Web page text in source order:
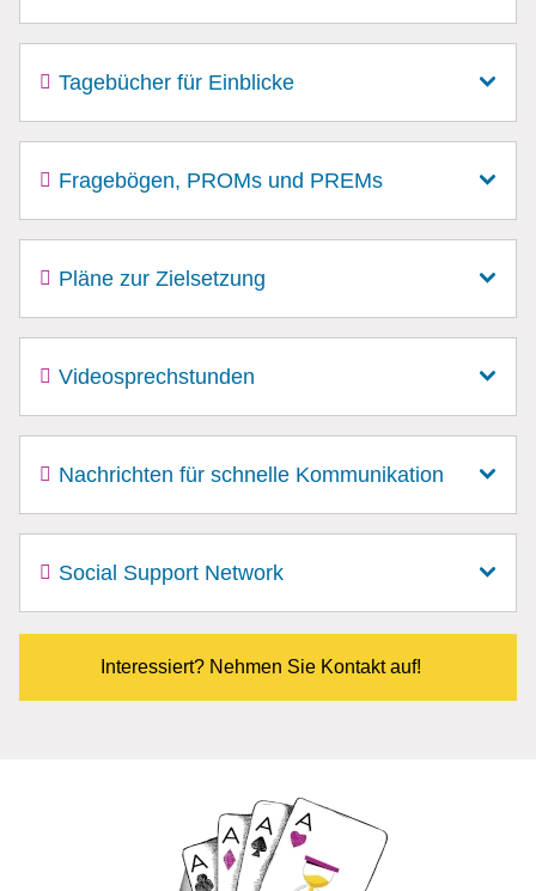
Tagebücher für Einblicke
Fragebögen, PROMs und PREMs
Pläne zur Zielsetzung
Videosprechstunden
Nachrichten für schnelle Kommunikation
Social Support Network
Interessiert? Nehmen Sie Kontakt auf!